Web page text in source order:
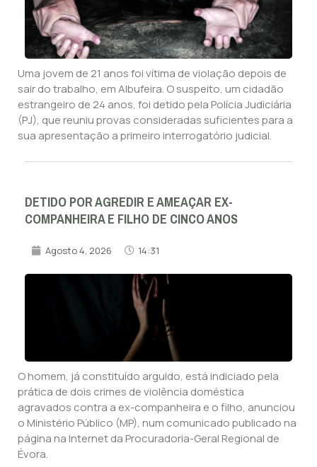
Uma jovem de 21 anos foi vítima de violação depois de
sair do trabalho, em Albufeira. O suspeito, um cidadão
estrangeiro de 24 anos, foi detido pela Polícia Judiciária
(PJ), que reuniu provas consideradas suficientes para a
sua apresentação a primeiro interrogatório judicial.
DETIDO POR AGREDIR E AMEAÇAR EX-
COMPANHEIRA E FILHO DE CINCO ANOS
Agosto 4, 2026 14:31
O homem, já constituído arguido, está indiciado pela
prática de dois crimes de violência doméstica
agravados contra a ex-companheira e o filho, anunciou
o Ministério Público (MP), num comunicado publicado na
página na Internet da Procuradoria-Geral Regional de
Évora.